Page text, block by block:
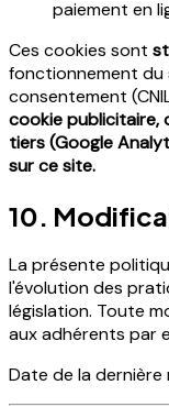
paiement en
Ces cookies sont
fonctionnement du
consentement
cookie publicitaire,
tiers (Google
sur ce site.
10.
La présente
l'évolution des
législation. Toute
aux adhérents par
Date de la dernière